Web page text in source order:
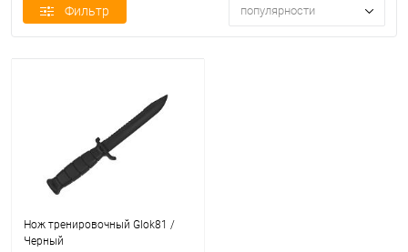
Фильтр популярности
Нож тренировочный Glok81 /
Черный